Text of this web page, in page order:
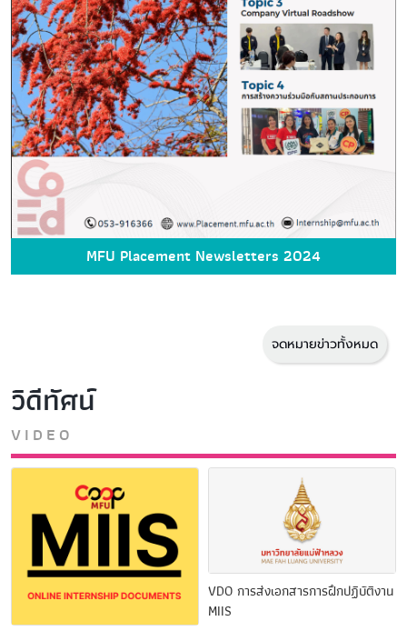
MFU Placement Newsletters 2024
จดหมายข่าวทั้งหมด
วิดีทัศน์
VIDEO
VDO การส่งเอกสารการฝึกปฏิบัติงาน
MIIS